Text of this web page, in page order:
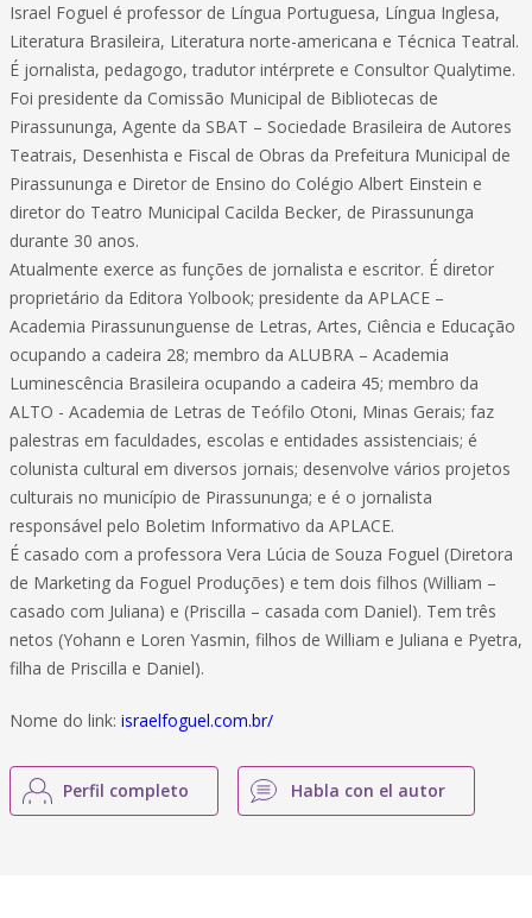
Israel Foguel é professor de Língua Portuguesa, Língua Inglesa,
Literatura Brasileira, Literatura norte-americana e Técnica Teatral.
É jornalista, pedagogo, tradutor intérprete e Consultor Qualytime.
Foi presidente da Comissão Municipal de Bibliotecas de
Pirassununga, Agente da SBAT – Sociedade Brasileira de Autores
Teatrais, Desenhista e Fiscal de Obras da Prefeitura Municipal de
Pirassununga e Diretor de Ensino do Colégio Albert Einstein e
diretor do Teatro Municipal Cacilda Becker, de Pirassununga
durante 30 anos.
Atualmente exerce as funções de jornalista e escritor. É diretor
proprietário da Editora Yolbook; presidente da APLACE –
Academia Pirassununguense de Letras, Artes, Ciência e Educação
ocupando a cadeira 28; membro da ALUBRA – Academia
Luminescência Brasileira ocupando a cadeira 45; membro da
ALTO - Academia de Letras de Teófilo Otoni, Minas Gerais; faz
palestras em faculdades, escolas e entidades assistenciais; é
colunista cultural em diversos jornais; desenvolve vários projetos
culturais no município de Pirassununga; e é o jornalista
responsável pelo Boletim Informativo da APLACE.
É casado com a professora Vera Lúcia de Souza Foguel (Diretora
de Marketing da Foguel Produções) e tem dois filhos (William –
casado com Juliana) e (Priscilla – casada com Daniel). Tem três
netos (Yohann e Loren Yasmin, filhos de William e Juliana e Pyetra,
filha de Priscilla e Daniel).
Nome do link: israelfoguel.com.br/
Perfil completo Habla con el autor